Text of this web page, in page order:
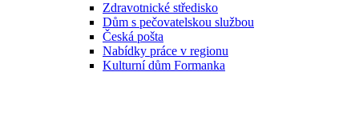
Zdravotnické středisko
Dům s pečovatelskou službou
Česká pošta
Nabídky práce v regionu
Kulturní dům Formanka